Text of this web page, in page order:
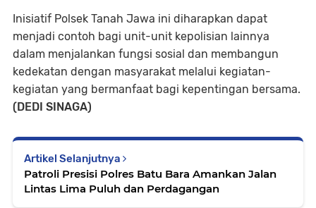
Inisiatif Polsek Tanah Jawa ini diharapkan dapat
menjadi contoh bagi unit-unit kepolisian lainnya
dalam menjalankan fungsi sosial dan membangun
kedekatan dengan masyarakat melalui kegiatan-
kegiatan yang bermanfaat bagi kepentingan bersama.
(DEDI SINAGA)
Artikel Selanjutnya
Patroli Presisi Polres Batu Bara Amankan Jalan
Lintas Lima Puluh dan Perdagangan